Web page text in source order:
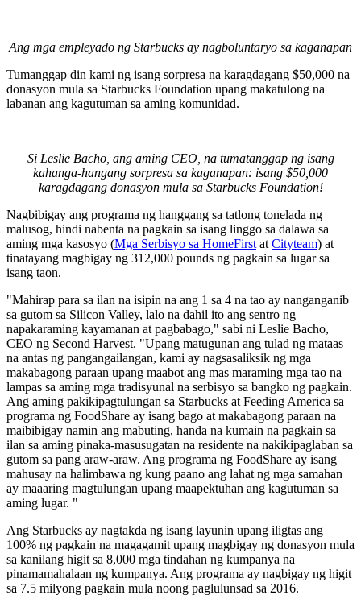
Ang mga empleyado ng Starbucks ay nagboluntaryo sa kaganapan
Tumanggap din kami ng isang sorpresa na karagdagang $50,000 na
donasyon mula sa Starbucks Foundation upang makatulong na
labanan ang kagutuman sa aming komunidad.
Si Leslie Bacho, ang aming CEO, na tumatanggap ng isang
kahanga-hangang sorpresa sa kaganapan: isang $50,000
karagdagang donasyon mula sa Starbucks Foundation!
Nagbibigay ang programa ng hanggang sa tatlong tonelada ng
malusog, hindi nabenta na pagkain sa isang linggo sa dalawa sa
aming mga kasosyo (Mga Serbisyo sa HomeFirst at Cityteam) at
tinatayang magbigay ng 312,000 pounds ng pagkain sa lugar sa
isang taon.
"Mahirap para sa ilan na isipin na ang 1 sa 4 na tao ay nanganganib
sa gutom sa Silicon Valley, lalo na dahil ito ang sentro ng
napakaraming kayamanan at pagbabago," sabi ni Leslie Bacho,
CEO ng Second Harvest. "Upang matugunan ang tulad ng mataas
na antas ng pangangailangan, kami ay nagsasaliksik ng mga
makabagong paraan upang maabot ang mas maraming mga tao na
lampas sa aming mga tradisyunal na serbisyo sa bangko ng pagkain.
Ang aming pakikipagtulungan sa Starbucks at Feeding America sa
programa ng FoodShare ay isang bago at makabagong paraan na
maibibigay namin ang mabuting, handa na kumain na pagkain sa
ilan sa aming pinaka-masusugatan na residente na nakikipaglaban sa
gutom sa pang araw-araw. Ang programa ng FoodShare ay isang
mahusay na halimbawa ng kung paano ang lahat ng mga samahan
ay maaaring magtulungan upang maapektuhan ang kagutuman sa
aming lugar. "
Ang Starbucks ay nagtakda ng isang layunin upang iligtas ang
100% ng pagkain na magagamit upang magbigay ng donasyon mula
sa kanilang higit sa 8,000 mga tindahan ng kumpanya na
pinamamahalaan ng kumpanya. Ang programa ay nagbigay ng higit
sa 7.5 milyong pagkain mula noong paglulunsad sa 2016.